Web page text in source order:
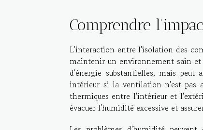
Comprendre
L'interaction entre l'isolation des
maintenir un environnement sain et
d'énergie substantielles, mais
intérieur si la ventilation n'est pas
thermiques entre l'intérieur et
évacuer l'humidité excessive et